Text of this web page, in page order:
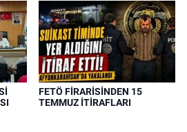
FETÖ FİRARİSİNDEN 15
TEMMUZ İTİRAFLARI